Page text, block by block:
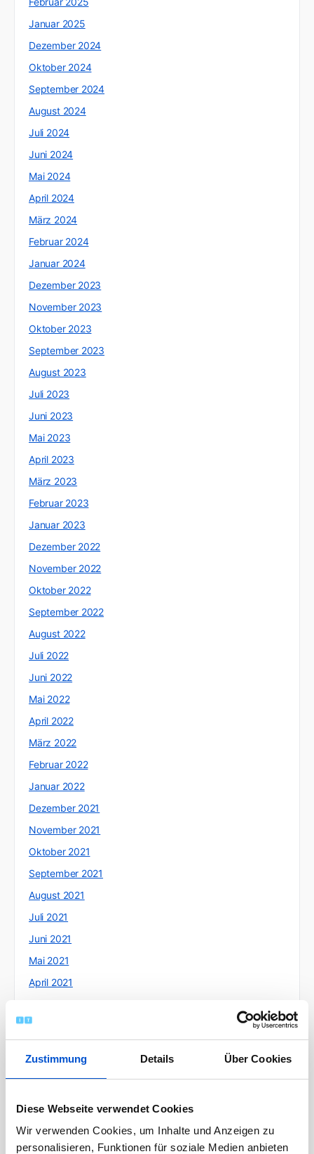
Zustimmung Details Über Cookies
Diese Webseite verwendet Cookies
Wir verwenden Cookies, um Inhalte und Anzeigen zu
personalisieren, Funktionen für soziale Medien anbieten
Januar 2025
Dezember 2024
Oktober 2024
September 2024
August 2024
Juli 2024
Juni 2024
Mai 2024
April 2024
März 2024
Februar 2024
Januar 2024
Dezember 2023
November 2023
Oktober 2023
September 2023
August 2023
Juli 2023
Juni 2023
Mai 2023
April 2023
März 2023
Februar 2023
Januar 2023
Dezember 2022
November 2022
Oktober 2022
September 2022
August 2022
Juli 2022
Juni 2022
Mai 2022
April 2022
März 2022
Februar 2022
Januar 2022
Dezember 2021
November 2021
Oktober 2021
September 2021
August 2021
Juli 2021
Juni 2021
Mai 2021
April 2021
Februar 2021
Oktober 2020
September 2020